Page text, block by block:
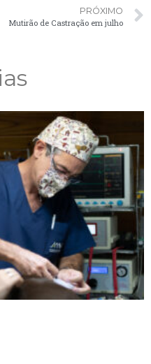
PRÓXIMO
Mutirão de Castração em julho